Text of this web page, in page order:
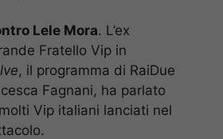
Lele Mora. L’ex
Fratello Vip in
, il programma di RaiDue
Fagnani, ha parlato
Vip italiani lanciati nel